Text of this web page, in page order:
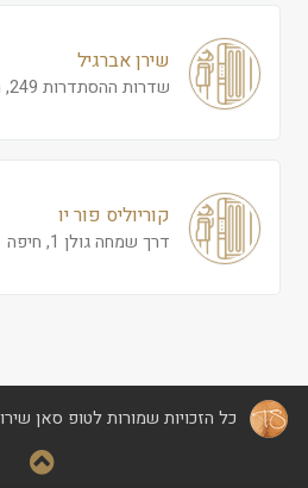
שירן אברגיל
שדרות ההסתדרות 249, חיפה
קוריוליס פור יו
דרך שמחה גולן 1, חיפה
כל הזכויות שמורות לטופ סאן